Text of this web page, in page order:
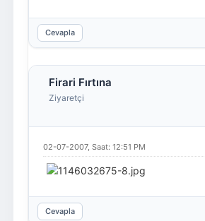
Cevapla
Firari Fırtına
Ziyaretçi
02-07-2007, Saat: 12:51 PM
Cevapla